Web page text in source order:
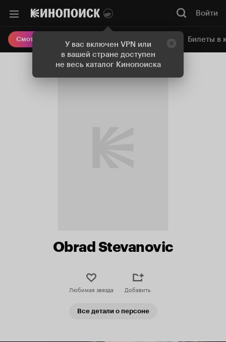
У вас включен VPN или
в вашей стране доступен
не весь каталог Кинопоиска
Войти
Смотреть кино Онлайн-кинотеатр Билеты в
Obrad Stevanovic
Любимая звезда Добавить
Все детали о персоне